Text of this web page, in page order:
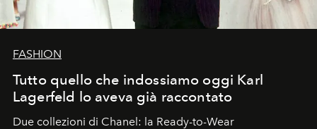
FASHION
Tutto quello che indossiamo oggi Karl
Lagerfeld lo aveva già raccontato
Due collezioni di Chanel: la Ready-to-Wear